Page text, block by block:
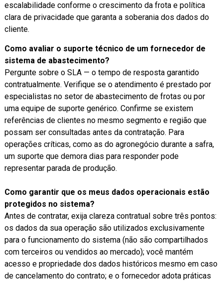
escalabilidade conforme o crescimento da frota e política
clara de privacidade que garanta a soberania dos dados do
cliente.
Como avaliar o suporte técnico de um fornecedor de
sistema de abastecimento?
Pergunte sobre o SLA — o tempo de resposta garantido
contratualmente. Verifique se o atendimento é prestado por
especialistas no setor de abastecimento de frotas ou por
uma equipe de suporte genérico. Confirme se existem
referências de clientes no mesmo segmento e região que
possam ser consultadas antes da contratação. Para
operações críticas, como as do agronegócio durante a safra,
um suporte que demora dias para responder pode
representar parada de produção.
Como garantir que os meus dados operacionais estão
protegidos no sistema?
Antes de contratar, exija clareza contratual sobre três pontos:
os dados da sua operação são utilizados exclusivamente
para o funcionamento do sistema (não são compartilhados
com terceiros ou vendidos ao mercado); você mantém
acesso e propriedade dos dados históricos mesmo em caso
de cancelamento do contrato; e o fornecedor adota práticas